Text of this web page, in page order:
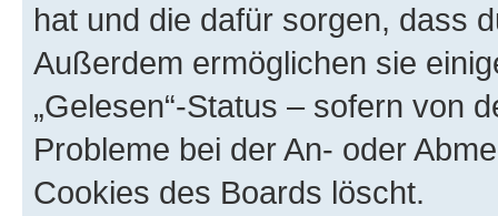
hat und die dafür sorgen, dass
Außerdem ermöglichen sie
„Gelesen“-Status – sofern von
Probleme bei der An- oder
Cookies des Boards löscht.